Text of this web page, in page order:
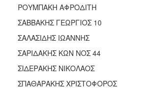
ΡΟΥΜΠΑΚΗ ΑΦΡΟΔΙΤΗ
ΣΑΒΒΑΚΗΣ ΓΕΩΡΓΙΟΣ 10
ΣΑΛΑΣΙΔΗΣ ΙΩΑΝΝΗΣ
ΣΑΡΙΔΑΚΗΣ ΚΩΝ ΝΟΣ 44
ΣΙΔΕΡΑΚΗΣ ΝΙΚΟΛΑΟΣ
ΣΠΑΘΑΡΑΚΗΣ ΧΡΙΣΤΟΦΟΡΟΣ